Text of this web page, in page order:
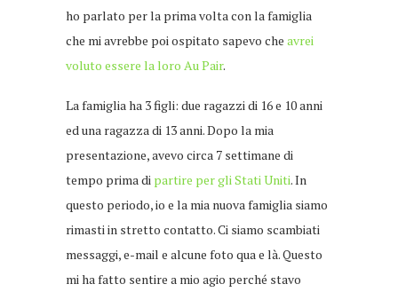
ho parlato per la prima volta con la famiglia
che mi avrebbe poi ospitato sapevo che avrei
voluto essere la loro Au Pair.
La famiglia ha 3 figli: due ragazzi di 16 e 10 anni
ed una ragazza di 13 anni. Dopo la mia
presentazione, avevo circa 7 settimane di
tempo prima di partire per gli Stati Uniti. In
questo periodo, io e la mia nuova famiglia siamo
rimasti in stretto contatto. Ci siamo scambiati
messaggi, e-mail e alcune foto qua e là. Questo
mi ha fatto sentire a mio agio perché stavo